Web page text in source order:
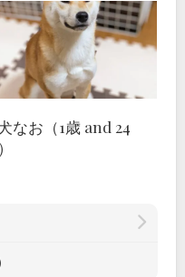
なお（1歳 and 24